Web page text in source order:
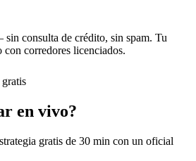
consulta de crédito, sin spam. Tu
corredores licenciados.
en vivo?
gratis de 30 min con un oficial